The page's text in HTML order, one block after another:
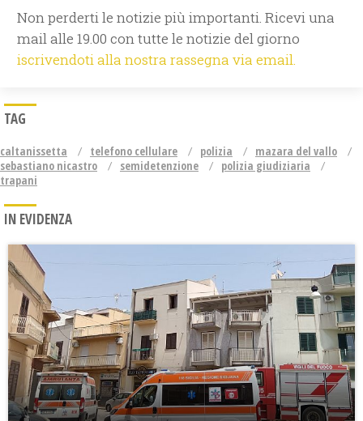
Non perderti le notizie più importanti. Ricevi una
mail alle 19.00 con tutte le notizie del giorno
iscrivendoti alla nostra rassegna via email.
TAG
caltanissetta telefono cellulare polizia
mazara del vallo
sebastiano nicastro
semidetenzione
polizia giudiziaria
trapani
IN EVIDENZA